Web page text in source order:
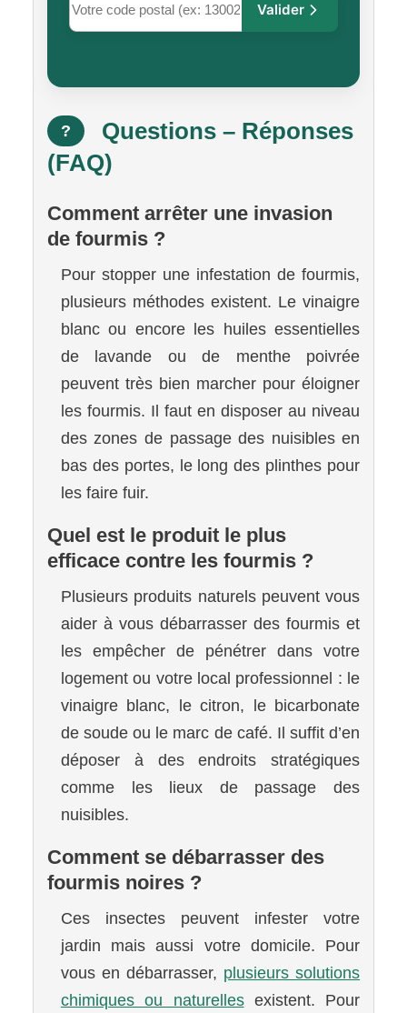
Valider
?
Questions – Réponses
(FAQ)
Comment arrêter une invasion
de fourmis ?
Pour stopper une infestation de fourmis,
plusieurs méthodes existent. Le vinaigre
blanc ou encore les huiles essentielles
de lavande ou de menthe poivrée
peuvent très bien marcher pour éloigner
les fourmis. Il faut en disposer au niveau
des zones de passage des nuisibles en
bas des portes, le long des plinthes pour
les faire fuir.
Quel est le produit le plus
efficace contre les fourmis ?
Plusieurs produits naturels peuvent vous
aider à vous débarrasser des fourmis et
les empêcher de pénétrer dans votre
logement ou votre local professionnel : le
vinaigre blanc, le citron, le bicarbonate
de soude ou le marc de café. Il suffit d’en
déposer à des endroits stratégiques
comme les lieux de passage des
nuisibles.
Comment se débarrasser des
fourmis noires ?
Ces insectes peuvent infester votre
jardin mais aussi votre domicile. Pour
vous en débarrasser, plusieurs solutions
chimiques ou naturellesexistent. Pour